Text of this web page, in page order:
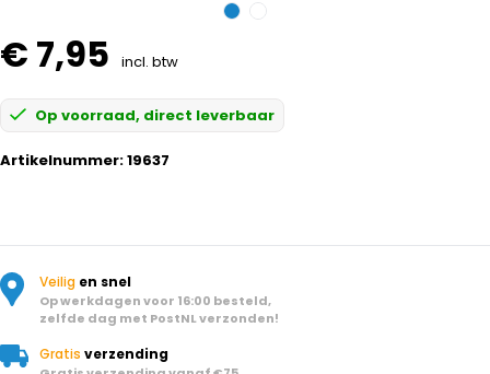
€ 7,95 incl. btw
Op voorraad, direct leverbaar
Artikelnummer:19637
Veilig en snel
Op werkdagen voor 16:00 besteld,
zelfde dag met PostNL verzonden!
Gratis verzending